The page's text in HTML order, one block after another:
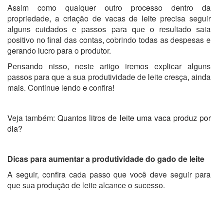
Assim como qualquer outro processo dentro da
propriedade, a criação de vacas de leite precisa seguir
alguns cuidados e passos para que o resultado saia
positivo no final das contas, cobrindo todas as despesas e
gerando lucro para o produtor.
Pensando nisso, neste artigo iremos explicar alguns
passos para que a sua produtividade de leite cresça, ainda
mais. Continue lendo e confira!
Veja também:Quantos litros de leite uma vaca produz por
dia?
Dicas para aumentar a produtividade do gado de leite
A seguir, confira cada passo que você deve seguir para
que sua produção de leite alcance o sucesso.